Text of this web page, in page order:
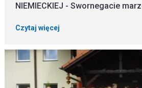
NIEMIECKIEJ - Swornegacie
Czytaj więcej